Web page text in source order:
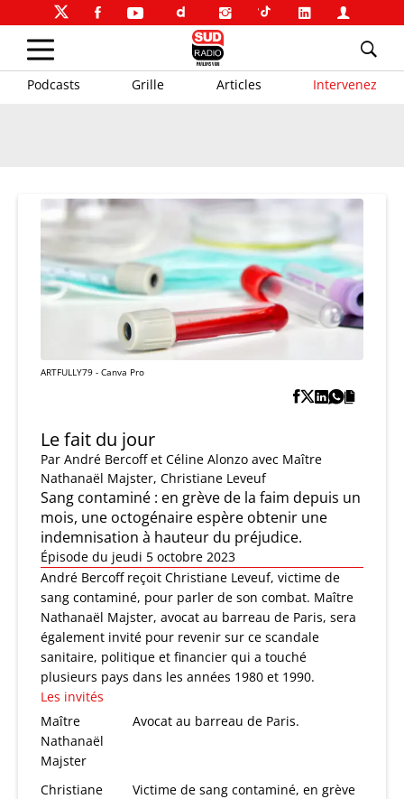
Podcasts Grille Articles Intervenez
ARTFULLY79 - Canva Pro
Le fait du jour
Par André Bercoff et Céline Alonzo avec Maître
Nathanaël Majster, Christiane Leveuf
Sang contaminé : en grève de la faim depuis un
mois, une octogénaire espère obtenir une
indemnisation à hauteur du préjudice.
Épisode du jeudi 5 octobre 2023
André Bercoff reçoit Christiane Leveuf, victime de
sang contaminé, pour parler de son combat. Maître
Nathanaël Majster, avocat au barreau de Paris, sera
également invité pour revenir sur ce scandale
sanitaire, politique et financier qui a touché
plusieurs pays dans les années 1980 et 1990.
Les invités
Maître
Nathanaël
Majster
Avocat au barreau de Paris.
Christiane
Victime de sang contaminé, en grève